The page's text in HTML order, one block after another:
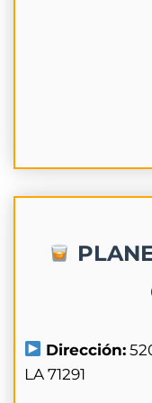
Dirección:
LA 71291